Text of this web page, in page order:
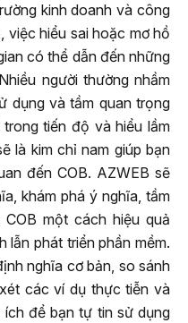
kinh doanh và công
hiểu sai hoặc mơ hồ
có thể dẫn đến những
người thường nhầm
dụng và tầm quan trọng
tiến độ và hiểu lầm
là kim chỉ nam giúp bạn
đến COB. AZWEB sẽ
khám phá ý nghĩa, tầm
một cách hiệu quả
lẫn phát triển phần mềm.
nghĩa cơ bản, so sánh
các ví dụ thực tiễn và
để bạn tự tin sử dụng